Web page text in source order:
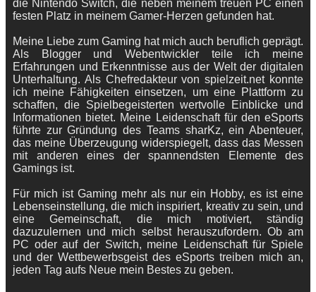
die Nintendo Switch, die neben meinem treuen PC einen
festen Platz in meinem Gamer-Herzen gefunden hat.
Meine Liebe zum Gaming hat mich auch beruflich geprägt.
Als Blogger und Webentwickler teile ich meine
Erfahrungen und Erkenntnisse aus der Welt der digitalen
Unterhaltung. Als Chefredakteur von spielzeit.net konnte
ich meine Fähigkeiten einsetzen, um eine Plattform zu
schaffen, die Spielbegeisterten wertvolle Einblicke und
Informationen bietet. Meine Leidenschaft für den eSports
führte zur Gründung des Teams sharKz, ein Abenteuer,
das meine Überzeugung widerspiegelt, dass das Messen
mit anderen eines der spannendsten Elemente des
Gamings ist.
Für mich ist Gaming mehr als nur ein Hobby, es ist eine
Lebenseinstellung, die mich inspiriert, kreativ zu sein, und
eine Gemeinschaft, die mich motiviert, ständig
dazuzulernen und mich selbst herauszufordern. Ob am
PC oder auf der Switch, meine Leidenschaft für Spiele
und der Wettbewerbsgeist des eSports treiben mich an,
jeden Tag aufs Neue mein Bestes zu geben.